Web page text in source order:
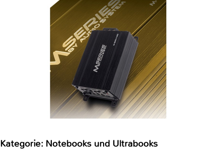
Kategorie: Notebooks und Ultrabooks